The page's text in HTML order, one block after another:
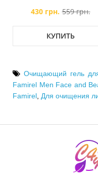
430 грн. 559 грн.
КУПИТЬ
Очищающий гель
Famirel Men Face and
Famirel Для очищения